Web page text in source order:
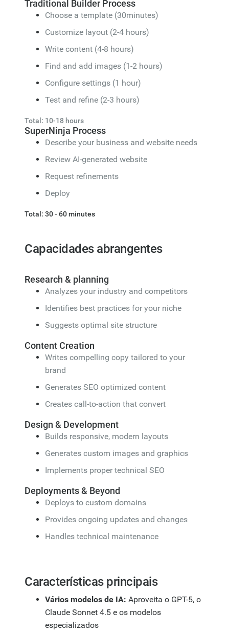
Traditional Builder Process
Choose a template (30minutes)
Customize layout (2-4 hours)
Write content (4-8 hours)
Find and add images (1-2 hours)
Configure settings (1 hour)
Test and refine (2-3 hours)
Total: 10-18 hours
SuperNinja Process
Describe your business and website needs
Review AI-generated website
Request refinements
Deploy
Total: 30 - 60 minutes
Capacidades abrangentes
Research & planning
Analyzes your industry and competitors
Identifies best practices for your niche
Suggests optimal site structure
Content Creation
Writes compelling copy tailored to your
brand
Generates SEO optimized content
Creates call-to-action that convert
Design & Development
Builds responsive, modern layouts
Generates custom images and graphics
Implements proper technical SEO
Deployments & Beyond
Deploys to custom domains
Provides ongoing updates and changes
Handles technical maintenance
Características principais
Vários modelos de IA: Aproveita o GPT-5, o
Claude Sonnet 4.5 e os modelos
especializados